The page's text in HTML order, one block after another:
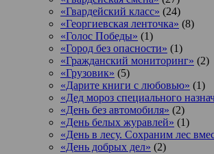
«Гвардейский класс» (24)
«Георгиевская ленточка» (8)
«Голос Победы» (1)
«Город без опасности» (1)
«Гражданский мониторинг» (2)
«Грузовик» (5)
«Дарите книги с любовью» (1)
«Дед мороз специального
«День без автомобиля» (2)
«День белых журавлей» (1)
«День в лесу. Сохраним лес
«День добрых дел» (2)